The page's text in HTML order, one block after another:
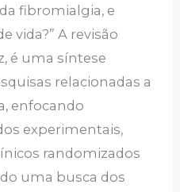
fibromialgia, e
vida?” A revisão
é uma síntese
relacionadas a
enfocando
experimentais,
randomizados
uma busca dos